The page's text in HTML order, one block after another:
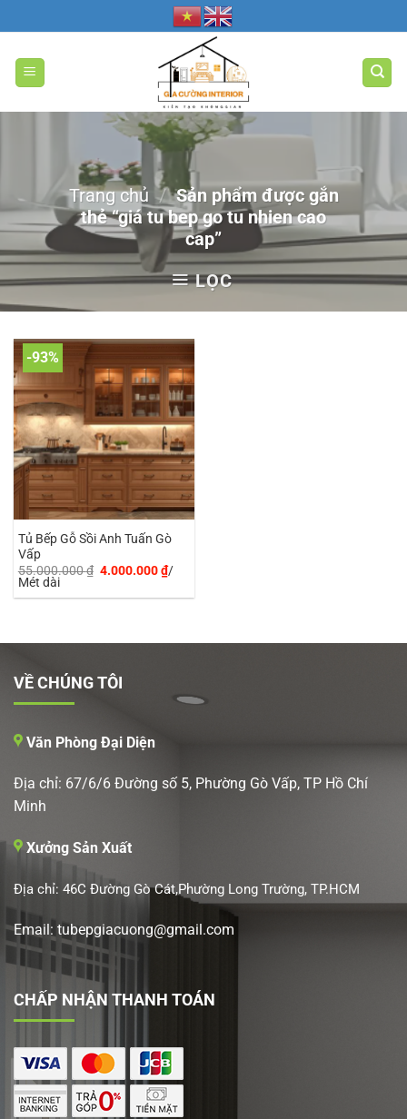
qua
nội
dung
Trang chủ / Sản phẩm được gắn
thẻ “giá tu bep go tu nhien cao
cap”
LỌC
-93%
Tủ Bếp Gỗ Sồi Anh Tuấn Gò
Vấp
55.000.000₫ Giá
4.000.000₫Giá
hiện
/
Mét dài
VỀ CHÚNG TÔI
Văn Phòng Đại Diện
Địa chỉ: 67/6/6 Đường số 5, Phường Gò Vấp, TP Hồ Chí
Minh
Xưởng Sản Xuất
Địa chỉ: 46C Đường Gò Cát,Phường Long Trường, TP.HCM
Email: tubepgiacuong@gmail.com
CHẤP NHẬN THANH TOÁN